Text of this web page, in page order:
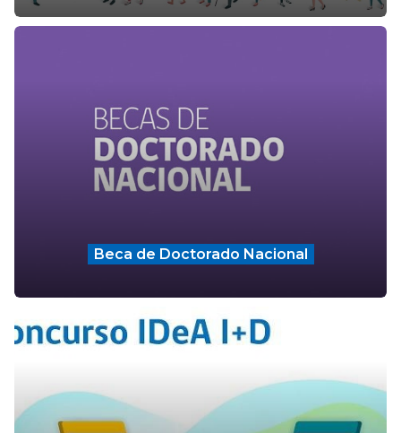
Beca de Doctorado Nacional